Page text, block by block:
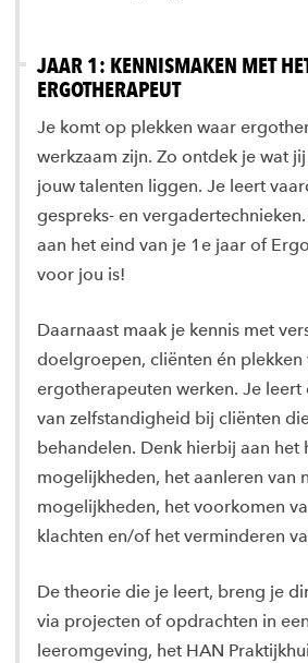
JAAR 1: KENNISMAKEN MET
ERGOTHERAPEUT
Je komt op plekken waar
werkzaam zijn. Zo ontdek je wat
jouw talenten liggen. Je leert
gespreks- en
aan het eind van je 1e jaar of
voor jou is!
Daarnaast maak je kennis met
doelgroepen, cliënten én plekken
ergotherapeuten werken. Je leert
van zelfstandigheid bij cliënten
behandelen. Denk hierbij aan het
mogelijkheden, het aanleren van
mogelijkheden, het voorkomen
klachten en/of het verminderen
De theorie die je leert, breng je
via projecten of opdrachten in
leeromgeving, het HAN